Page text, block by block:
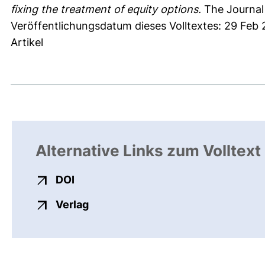
fixing the treatment of equity options. The
Veröffentlichungsdatum dieses Volltextes: 29 Feb
Artikel
Alternative Links zum Volltext
DOI
Verlagexterner Link, öffnet neues